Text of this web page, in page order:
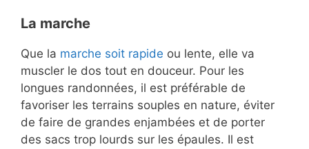
La marche
Que la marche soit rapide ou lente, elle va
muscler le dos tout en douceur. Pour les
longues randonnées, il est préférable de
favoriser les terrains souples en nature, éviter
de faire de grandes enjambées et de porter
des sacs trop lourds sur les épaules. Il est